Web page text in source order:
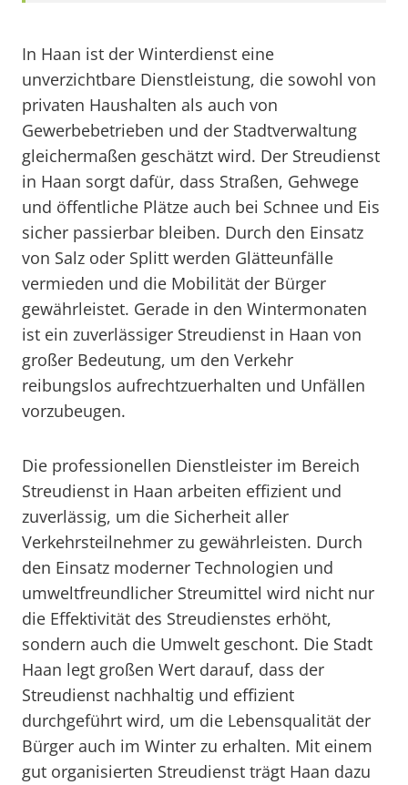
In Haan ist der Winterdienst eine
unverzichtbare Dienstleistung, die sowohl von
privaten Haushalten als auch von
Gewerbebetrieben und der Stadtverwaltung
gleichermaßen geschätzt wird. Der Streudienst
in Haan sorgt dafür, dass Straßen, Gehwege
und öffentliche Plätze auch bei Schnee und Eis
sicher passierbar bleiben. Durch den Einsatz
von Salz oder Splitt werden Glätteunfälle
vermieden und die Mobilität der Bürger
gewährleistet. Gerade in den Wintermonaten
ist ein zuverlässiger Streudienst in Haan von
großer Bedeutung, um den Verkehr
reibungslos aufrechtzuerhalten und Unfällen
vorzubeugen.
Die professionellen Dienstleister im Bereich
Streudienst in Haan arbeiten effizient und
zuverlässig, um die Sicherheit aller
Verkehrsteilnehmer zu gewährleisten. Durch
den Einsatz moderner Technologien und
umweltfreundlicher Streumittel wird nicht nur
die Effektivität des Streudienstes erhöht,
sondern auch die Umwelt geschont. Die Stadt
Haan legt großen Wert darauf, dass der
Streudienst nachhaltig und effizient
durchgeführt wird, um die Lebensqualität der
Bürger auch im Winter zu erhalten. Mit einem
gut organisierten Streudienst trägt Haan dazu